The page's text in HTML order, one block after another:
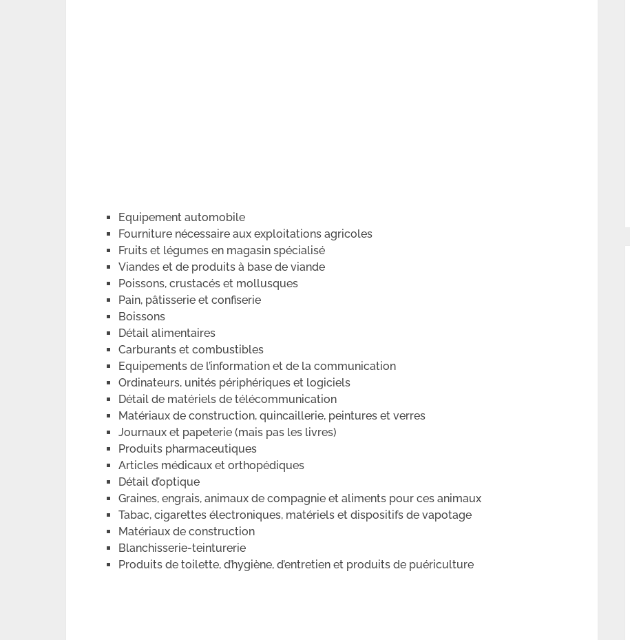
Equipement automobile
Fourniture nécessaire aux exploitations agricoles
Fruits et légumes en magasin spécialisé
Viandes et de produits à base de viande
Poissons, crustacés et mollusques
Pain, pâtisserie et confiserie
Boissons
Détail alimentaires
Carburants et combustibles
Equipements de l’information et de la communication
Ordinateurs, unités périphériques et logiciels
Détail de matériels de télécommunication
Matériaux de construction, quincaillerie, peintures et verres
Journaux et papeterie (mais pas les livres)
Produits pharmaceutiques
Articles médicaux et orthopédiques
Détail d’optique
Graines, engrais, animaux de compagnie et aliments pour ces animaux
Tabac, cigarettes électroniques, matériels et dispositifs de vapotage
Matériaux de construction
Blanchisserie-teinturerie
Produits de toilette, d’hygiène, d’entretien et produits de puériculture